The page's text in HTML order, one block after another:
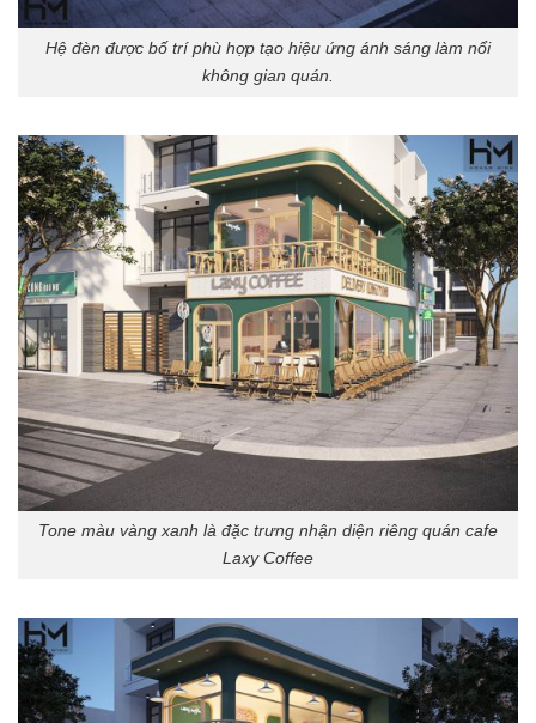
Hệ đèn được bố trí phù hợp tạo hiệu ứng ánh sáng làm nổi
không gian quán.
Tone màu vàng xanh là đặc trưng nhận diện riêng quán cafe
Laxy Coffee